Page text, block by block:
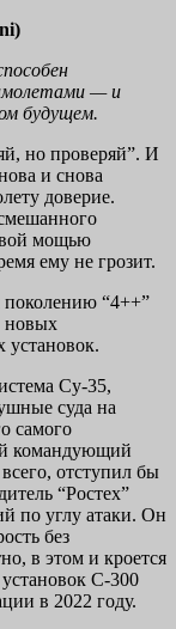
— и
будущем.
но проверяй”. И
и снова
доверие.
мощью
ему не грозит.
поколению “4++”
новых
установок.
Су-35,
суда на
самого
командующий
отступил бы
“Ростех”
по углу атаки. Он
без
в этом и кроется
С-300
в 2022 году.